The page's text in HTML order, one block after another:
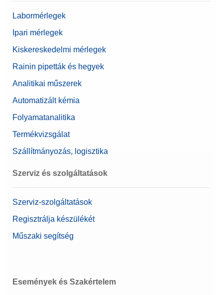
Labormérlegek
Ipari mérlegek
Kiskereskedelmi mérlegek
Rainin pipetták és hegyek
Analitikai műszerek
Automatizált kémia
Folyamatanalitika
Termékvizsgálat
Szállítmányozás, logisztika
Szerviz és szolgáltatások
Szerviz-szolgáltatások
Regisztrálja készülékét
Műszaki segítség
Események és Szakértelem